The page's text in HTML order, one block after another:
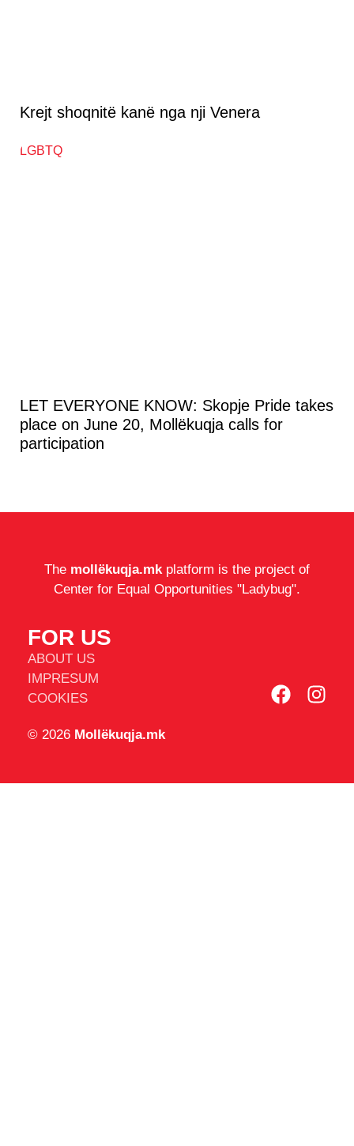
Krejt shoqnitë kanë nga nji Venera
LET EVERYONE KNOW: Skopje Pride takes
place on June 20, Mollëkuqja calls for
participation
The mollëkuqja.mkplatform is the project of
Center for Equal Opportunities "Ladybug".
FOR US
ABOUT US
IMPRESUM
COOKIES
© 2026 Mollëkuqja.mk